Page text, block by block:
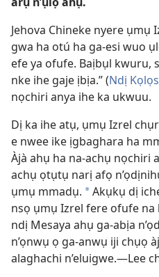
Jehova Chineke nyere ụmụ
gwa ha otú ha ga-esi wuo
efe ya ofufe. Baịbụl kwuru,
nke ihe gaje ịbịa.” (Ndị
nọchiri anya ihe ka ukwuu.
Dị ka ihe atụ, ụmụ Izrel
e nwee ike ịgbaghara ha
Àjà ahụ ha na-achụ nọchiri
achụ ọtụtụ narị afọ
ụmụ mmadụ. *Akụkụ dị
nsọ ụmụ Izrel fere ofufe
ndị Mesaya ahụ ga-abịa
n’ọnwụ ọ ga-anwụ iji chụọ
alaghachi n’eluigwe.—Lee